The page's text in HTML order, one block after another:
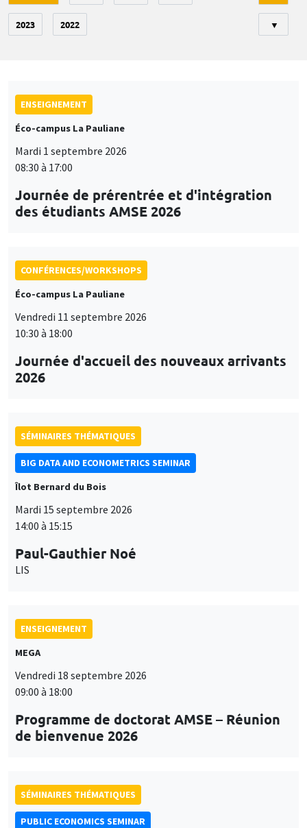
2023 2022 ▼
ENSEIGNEMENT
Éco-campus La Pauliane
Mardi 1 septembre 2026
08:30 à 17:00
Journée de prérentrée et d'intégration
des étudiants AMSE 2026
CONFÉRENCES/WORKSHOPS
Éco-campus La Pauliane
Vendredi 11 septembre 2026
10:30 à 18:00
Journée d'accueil des nouveaux arrivants
2026
SÉMINAIRES THÉMATIQUES
BIG DATA AND ECONOMETRICS SEMINAR
Îlot Bernard du Bois
Mardi 15 septembre 2026
14:00 à 15:15
Paul-Gauthier Noé
LIS
ENSEIGNEMENT
MEGA
Vendredi 18 septembre 2026
09:00 à 18:00
Programme de doctorat AMSE – Réunion
de bienvenue 2026
SÉMINAIRES THÉMATIQUES
PUBLIC ECONOMICS SEMINAR